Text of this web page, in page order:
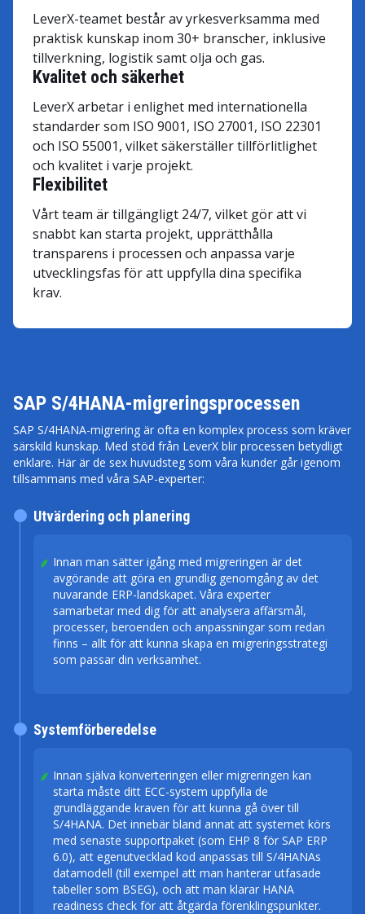
LeverX-teamet består av yrkesverksamma med
praktisk kunskap inom 30+ branscher, inklusive
tillverkning, logistik samt olja och gas.
Kvalitet och säkerhet
LeverX arbetar i enlighet med internationella
standarder som ISO 9001, ISO 27001, ISO 22301
och ISO 55001, vilket säkerställer tillförlitlighet
och kvalitet i varje projekt.
Flexibilitet
Vårt team är tillgängligt 24/7, vilket gör att vi
snabbt kan starta projekt, upprätthålla
transparens i processen och anpassa varje
utvecklingsfas för att uppfylla dina specifika
krav.
SAP S/4HANA-migreringsprocessen
SAP S/4HANA-migrering är ofta en komplex process som kräver
särskild kunskap. Med stöd från LeverX blir processen betydligt
enklare. Här är de sex huvudsteg som våra kunder går igenom
tillsammans med våra SAP-experter:
Innan man sätter igång med migreringen är det
avgörande att göra en grundlig genomgång av det
nuvarande ERP-landskapet. Våra experter
samarbetar med dig för att analysera affärsmål,
processer, beroenden och anpassningar som redan
finns – allt för att kunna skapa en migreringsstrategi
som passar din verksamhet.
Utvärdering och planering
Innan själva konverteringen eller migreringen kan
starta måste ditt ECC-system uppfylla de
grundläggande kraven för att kunna gå över till
S/4HANA. Det innebär bland annat att systemet körs
med senaste supportpaket (som EHP 8 för SAP ERP
6.0), att egenutvecklad kod anpassas till S/4HANAs
datamodell (till exempel att man hanterar utfasade
tabeller som BSEG), och att man klarar HANA
readiness check för att åtgärda förenklingspunkter.
Systemförberedelse